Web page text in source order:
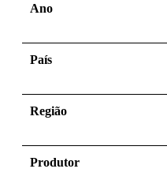
Ano
País
Região
Produtor